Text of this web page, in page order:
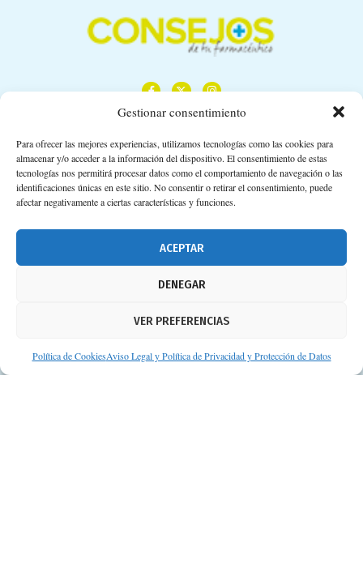
Gestionar consentimiento
Para ofrecer las mejores experiencias, utilizamos tecnologías como las cookies para
almacenar y/o acceder a la información del dispositivo. El consentimiento de estas
tecnologías nos permitirá procesar datos como el comportamiento de navegación o las
identificaciones únicas en este sitio. No consentir o retirar el consentimiento, puede
afectar negativamente a ciertas características y funciones.
ACEPTAR
DENEGAR
VER PREFERENCIAS
Política de CookiesAviso Legal y Política de Privacidad y Protección de Datos
Calle Camino de los Descubrimientos, 11,
Planta 3ª 41092 – Sevilla
674 02 62 03
Aviso legal
Protección de datos personales
Suscripción a Newsletter